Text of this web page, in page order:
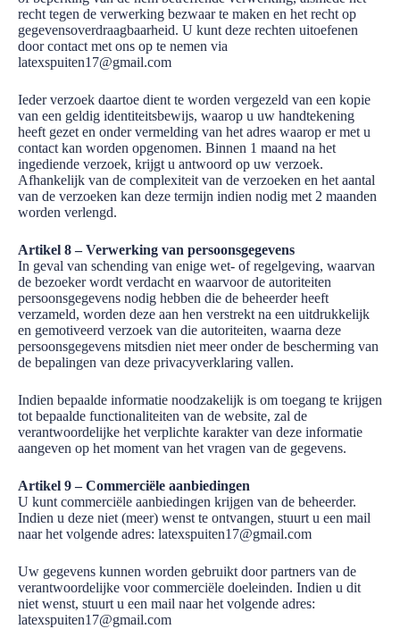
recht tegen de verwerking bezwaar te maken en het recht op
gegevensoverdraagbaarheid. U kunt deze rechten uitoefenen
door contact met ons op te nemen via
latexspuiten17@gmail.com
Ieder verzoek daartoe dient te worden vergezeld van een kopie
van een geldig identiteitsbewijs, waarop u uw handtekening
heeft gezet en onder vermelding van het adres waarop er met u
contact kan worden opgenomen. Binnen 1 maand na het
ingediende verzoek, krijgt u antwoord op uw verzoek.
Afhankelijk van de complexiteit van de verzoeken en het aantal
van de verzoeken kan deze termijn indien nodig met 2 maanden
worden verlengd.
Artikel 8 – Verwerking van persoonsgegevens
In geval van schending van enige wet- of regelgeving, waarvan
de bezoeker wordt verdacht en waarvoor de autoriteiten
persoonsgegevens nodig hebben die de beheerder heeft
verzameld, worden deze aan hen verstrekt na een uitdrukkelijk
en gemotiveerd verzoek van die autoriteiten, waarna deze
persoonsgegevens mitsdien niet meer onder de bescherming van
de bepalingen van deze privacyverklaring vallen.
Indien bepaalde informatie noodzakelijk is om toegang te krijgen
tot bepaalde functionaliteiten van de website, zal de
verantwoordelijke het verplichte karakter van deze informatie
aangeven op het moment van het vragen van de gegevens.
Artikel 9 – Commerciële aanbiedingen
U kunt commerciële aanbiedingen krijgen van de beheerder.
Indien u deze niet (meer) wenst te ontvangen, stuurt u een mail
naar het volgende adres: latexspuiten17@gmail.com
Uw gegevens kunnen worden gebruikt door partners van de
verantwoordelijke voor commerciële doeleinden. Indien u dit
niet wenst, stuurt u een mail naar het volgende adres:
latexspuiten17@gmail.com